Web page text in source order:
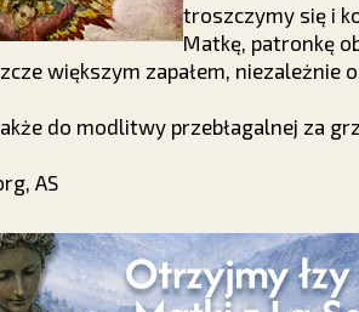
troszczymy się i
Matkę, patronkę
większym zapałem, niezależnie
do modlitwy przebłagalnej za
AS